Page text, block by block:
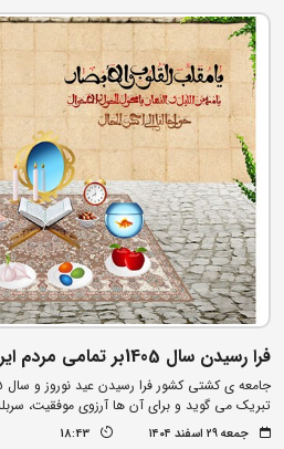
فرا رسیدن سال 1405بر تمامی مردم ایران مبارک و خجسته باد
تبریک می گوید و برای آن ها آرزوی موفقیت،
جمعه ۲۹ اسفند ۱۴۰۴ 18:43